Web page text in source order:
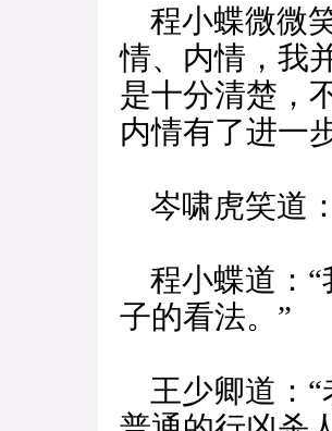
程小蝶微微
情、内情，我
是十分清楚，
内情有了进一
岑啸虎笑道
程小蝶道：“
子的看法。”
王少卿道：“